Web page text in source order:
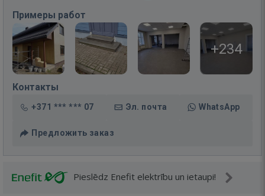
Примеры работ
+234
Контакты
+371 *** *** 07 Эл. почта WhatsApp
Предложить заказ
Pieslēdz Enefit elektrību un ietaupi!